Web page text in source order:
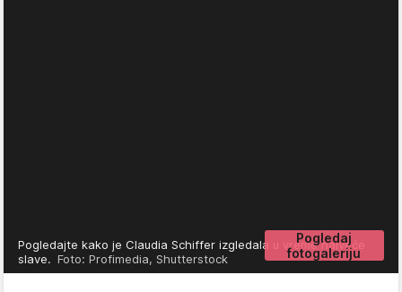
Pogledaj
fotogaleriju
Pogledajte kako je Claudia Schiffer izgledala u vreme najveće
slave. Foto: Profimedia, Shutterstock